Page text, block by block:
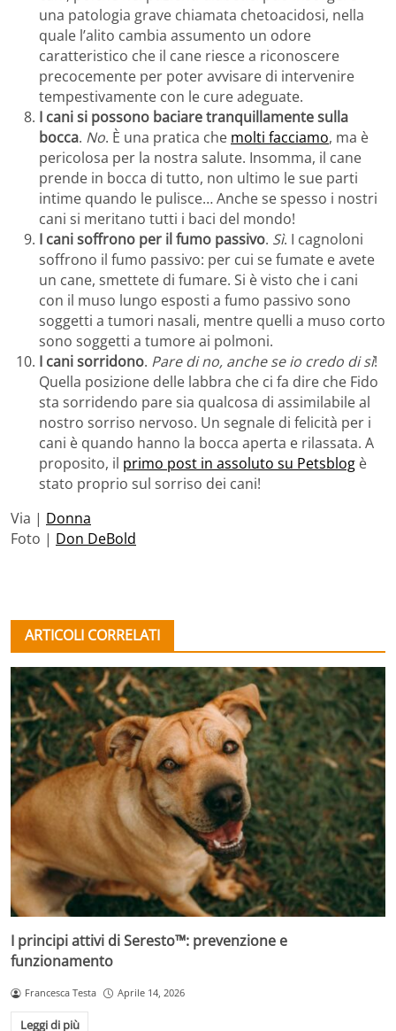
una patologia grave chiamata chetoacidosi, nella
quale l’alito cambia assumento un odore
caratteristico che il cane riesce a riconoscere
precocemente per poter avvisare di intervenire
tempestivamente con le cure adeguate.
I cani si possono baciare tranquillamente sulla
bocca. No. È una pratica che molti facciamo, ma è
pericolosa per la nostra salute. Insomma, il cane
prende in bocca di tutto, non ultimo le sue parti
intime quando le pulisce… Anche se spesso i nostri
cani si meritano tutti i baci del mondo!
I cani soffrono per il fumo passivo. Sì. I cagnoloni
soffrono il fumo passivo: per cui se fumate e avete
un cane, smettete di fumare. Si è visto che i cani
con il muso lungo esposti a fumo passivo sono
soggetti a tumori nasali, mentre quelli a muso corto
sono soggetti a tumore ai polmoni.
I cani sorridono. Pare di no, anche se io credo di sì!
Quella posizione delle labbra che ci fa dire che Fido
sta sorridendo pare sia qualcosa di assimilabile al
nostro sorriso nervoso. Un segnale di felicità per i
cani è quando hanno la bocca aperta e rilassata. A
proposito, il primo post in assoluto su Petsblog è
stato proprio sul sorriso dei cani!
Via | Donna
Foto | Don DeBold
ARTICOLI CORRELATI
I principi attivi di Seresto™: prevenzione e
funzionamento
Francesca Testa Aprile 14, 2026
Leggi di più